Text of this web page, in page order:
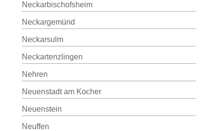
Neckarbischofsheim
Neckargemünd
Neckarsulm
Neckartenzlingen
Nehren
Neuenstadt am Kocher
Neuenstein
Neuffen